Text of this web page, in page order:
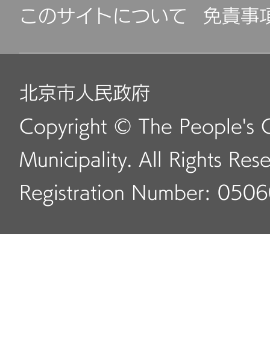
このサイトについて 免責事
北京市人民政府
Copyright © The People's
Municipality. All Rights
Registration Number: